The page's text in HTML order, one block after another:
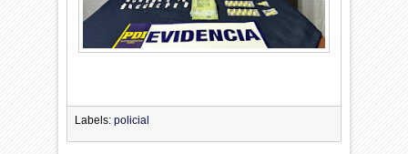
Labels:policial